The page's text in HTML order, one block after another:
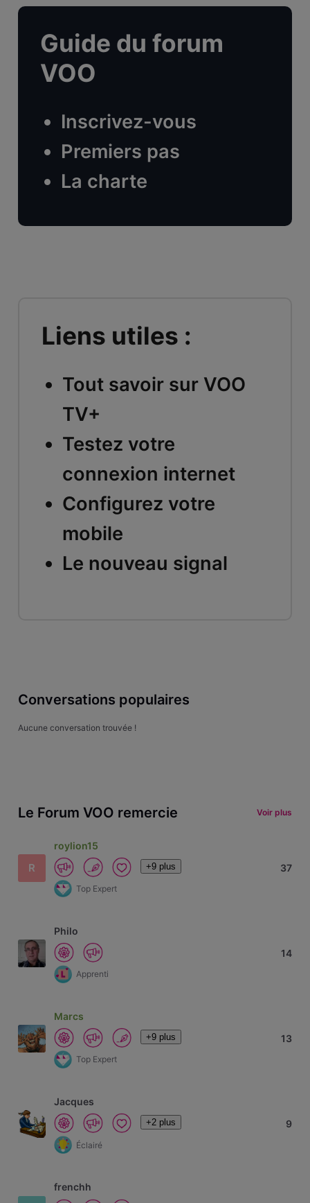
Guide du forum
VOO
Inscrivez-vous
Premiers pas
La charte
Liens utiles :
Tout savoir sur VOO
TV+
Testez votre
connexion internet
Configurez votre
mobile
Le nouveau signal
Conversations populaires
Aucune conversation trouvée !
Le Forum VOO remercie Voir plus
R
roylion15
+9 plus
Top Expert
37
Philo
Apprenti
14
Marcs
+9 plus
Top Expert
13
Jacques
+2 plus
Éclairé
9
frenchh